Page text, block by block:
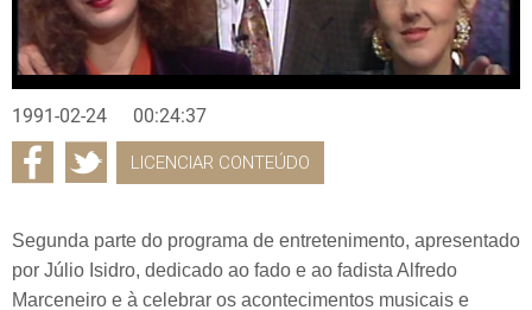
1991-02-24 00:24:37
LICENCIAR CONTEÚDO
Segunda parte do programa de entretenimento, apresentado
por Júlio Isidro, dedicado ao fado e ao fadista Alfredo
Marceneiro e à celebrar os acontecimentos musicais e